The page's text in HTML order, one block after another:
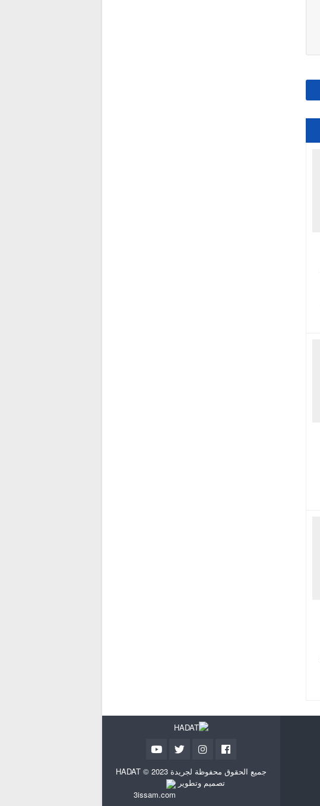
جميع الحقوق محفوظة لجريدة HADAT © 2023
تصميم وتطوير